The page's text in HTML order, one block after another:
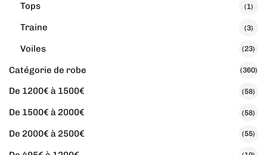
Tops (1)
Traine (3)
Voiles (23)
Catégorie de robe (360)
De 1200€ à 1500€ (58)
De 1500€ à 2000€ (58)
De 2000€ à 2500€ (55)